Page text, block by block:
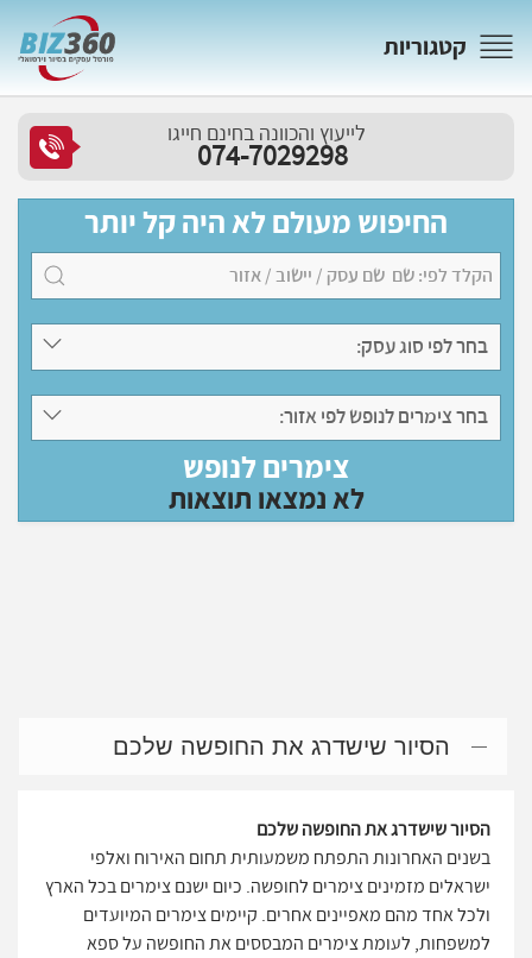
קטגוריות
לייעוץ והכוונה בחינם חייגו
074-7029298
החיפוש מעולם לא היה קל יותר
בחר לפי סוג עסק:
בחר צימרים לנופש לפי אזור:
צימרים לנופש
לא נמצאו תוצאות
הסיור שישדרג את החופשה שלכם
הסיור שישדרג את החופשה שלכם
בשנים האחרונות התפתח משמעותית תחום האירוח ואלפי
ישראלים מזמינים צימרים לחופשה. כיום ישנם צימרים בכל הארץ
ולכל אחד מהם מאפיינים אחרים. קיימים צימרים המיועדים
למשפחות, לעומת צימרים המבססים את החופשה על ספא